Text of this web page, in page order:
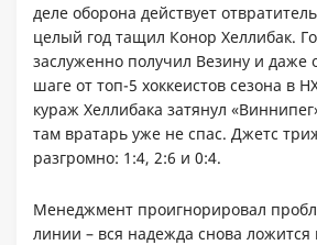
деле оборона действует
целый год тащил Конор Хеллибак.
заслуженно получил Везину и даже
шаге от топ-5 хоккеистов сезона в
кураж Хеллибака затянул
там вратарь уже не спас. Джетс
разгромно: 1:4, 2:6 и 0:4.
Менеджмент проигнорировал
линии – вся надежда снова ложится